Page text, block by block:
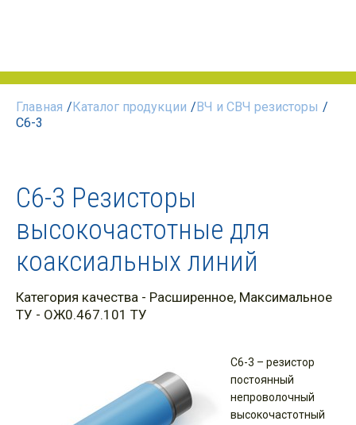
Главная /Каталог продукции /ВЧ и СВЧ резисторы /
C6-3
C6-3 Резисторы
высокочастотные для
коаксиальных линий
Категория качества - Расширенное, Максимальное
ТУ - ОЖ0.467.101 ТУ
C6-3 – резистор
постоянный
непроволочный
высокочастотный